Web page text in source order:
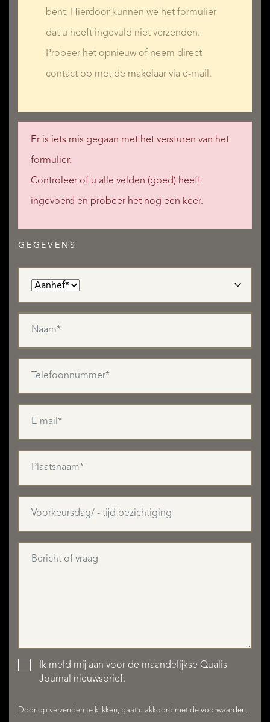
bent. Hierdoor kunnen we het formulier
dat u heeft ingevuld niet verzenden.
Probeer het opnieuw of neem direct
contact op met de makelaar via e-mail.
Er is iets mis gegaan met het versturen van het
formulier.
Controleer of u alle velden (goed) heeft
ingevoerd en probeer het nog een keer.
GEGEVENS
Ik meld mij aan voor de maandelijkse Qualis
Journal nieuwsbrief.
Door op verzenden te klikken, gaat u akkoord met de voorwaarden.